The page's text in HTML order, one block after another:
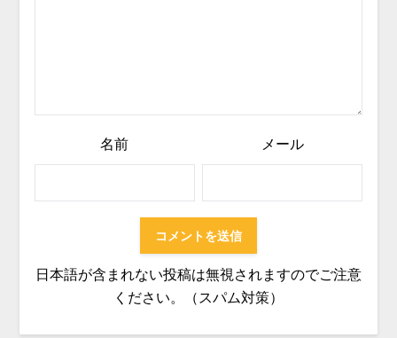
名前 メール
日本語が含まれない投稿は無視されますのでご注意
ください。（スパム対策）